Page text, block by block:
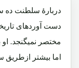
دربارۀ سلطنت ده
دست آوردهای
مختصر نمیگنجد. او
اما بیشتر